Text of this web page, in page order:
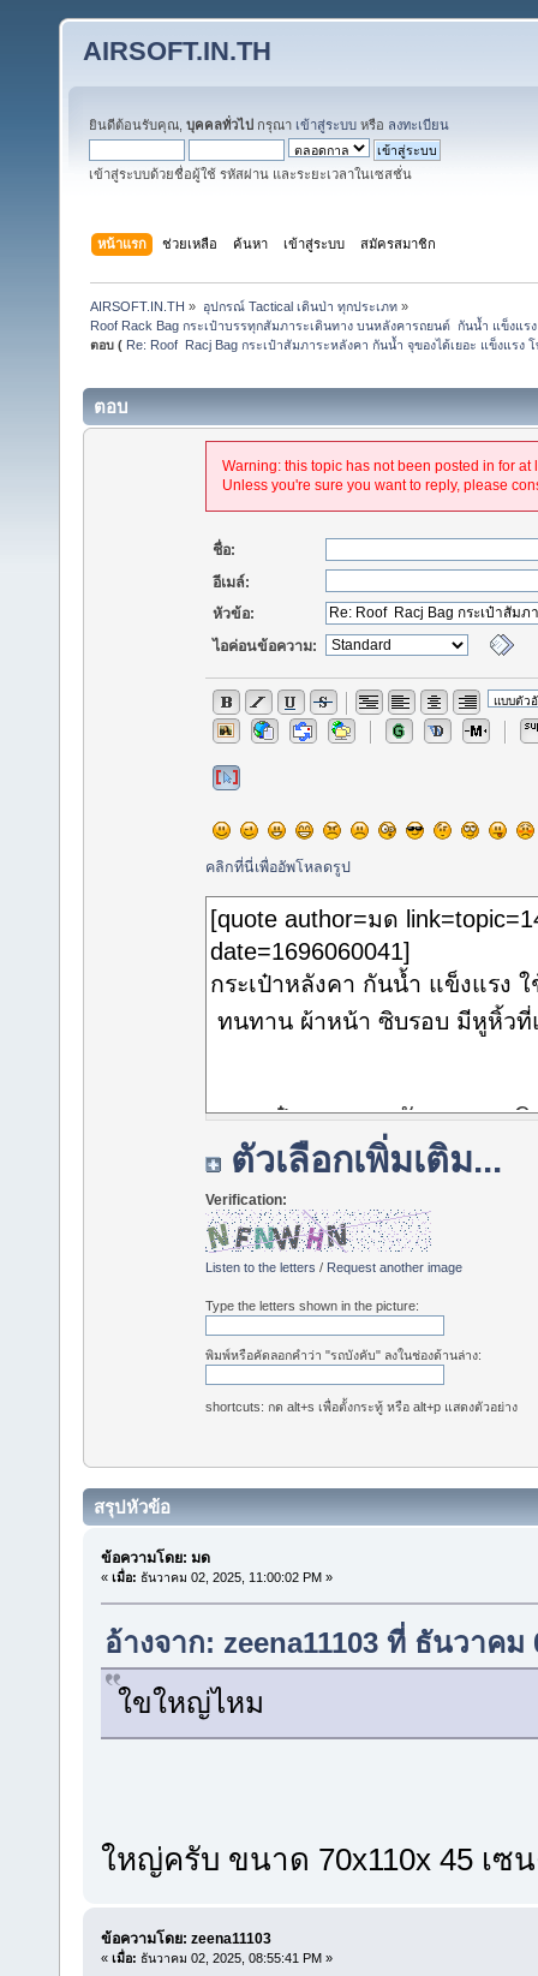
AIRSOFT.IN.TH
ยินดีต้อนรับคุณ, บุคคลทั่วไป กรุณา เข้าสู่ระบบ หรือ ลงทะเบียน
เข้าสู่ระบบด้วยชื่อผู้ใช้ รหัสผ่าน และระยะเวลาในเซสชั่น
หน้าแรก ช่วยเหลือ ค้นหา เข้าสู่ระบบ สมัครสมาชิก
AIRSOFT.IN.TH » อุปกรณ์ Tactical เดินป่า ทุกประเภท»
Roof Rack Bag กระเป๋าบรรทุกสัมภาระเดินทาง บนหลังคารถยนต์  กันน้ำ แข็งแร
ตอบ ( Re: Roof  Racj Bag กระเป๋าสัมภาระหลังคา กันน้ำ จุของได้เยอะ แข็งแรง
ตอบ
Warning: this topic has not been posted in for at
Unless you're sure you want to reply, please
ชื่อ:
อีเมล์:
หัวข้อ:
ไอค่อนข้อความ:
คลิกที่นี่เพื่ออัพโหลดรูป
ตัวเลือกเพิ่มเติม...
Verification:
Listen to the letters / Request another image
Type the letters shown in the picture:
พิมพ์หรือคัดลอกคำว่า "รถบังคับ" ลงในช่องด้านล่าง:
shortcuts: กด alt+s เพื่อตั้งกระทู้ หรือ alt+p แสดงตัวอย่าง
สรุปหัวข้อ
ข้อความโดย: มด
« เมื่อ: ธันวาคม 02, 2025, 11:00:02 PM »
อ้างจาก: zeena11103 ที่ ธันวาคม
ใขใหญ่ไหม
ใหญ่ครับ ขนาด 70x110x 45 เซ
ข้อความโดย: zeena11103
« เมื่อ: ธันวาคม 02, 2025, 08:55:41 PM »